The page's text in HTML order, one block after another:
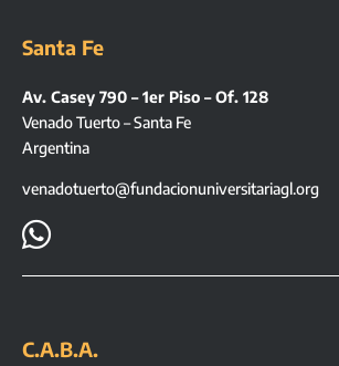
Santa Fe
Av. Casey 790 – 1er Piso – Of. 128
Venado Tuerto – Santa Fe
Argentina
venadotuerto@fundacionuniversitariagl.org

C.A.B.A.